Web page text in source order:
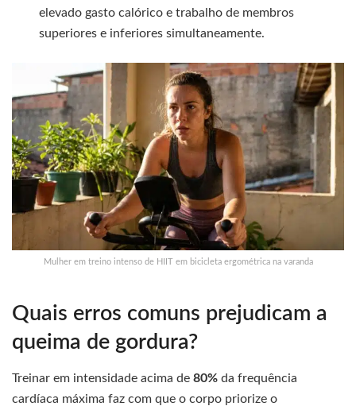
elevado gasto calórico e trabalho de membros
superiores e inferiores simultaneamente.
Mulher em treino intenso de HIIT em bicicleta ergométrica na varanda
Quais erros comuns prejudicam a
queima de gordura?
Treinar em intensidade acima de 80% da frequência
cardíaca máxima faz com que o corpo priorize o